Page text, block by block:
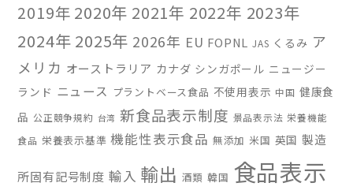
2019年 2020年 2021年 2022年 2023年
2024年 2025年 2026年 EU FOPNL JAS くるみ ア
メリカ オーストラリア カナダ シンガポール ニュージー
ランド ニュース プラントベース食品 不使用表示 中国 健康食
品 公正競争規約 台湾 新食品表示制度 景品表示法 栄養機能
食品 栄養表示基準 機能性表示食品 無添加 米国 英国 製造
所固有記号制度 輸入 輸出 酒類 韓国 食品表示